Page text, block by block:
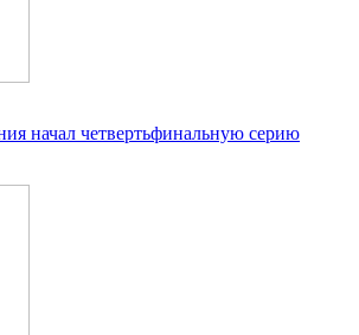
начал четвертьфинальную серию